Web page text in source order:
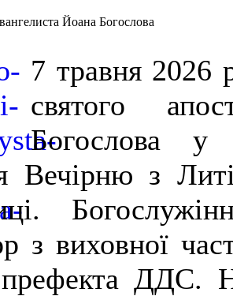
Йоана Богослова
7 травня 2026
святого
Богослова у
Вечірню з
з виховної
ДДС.